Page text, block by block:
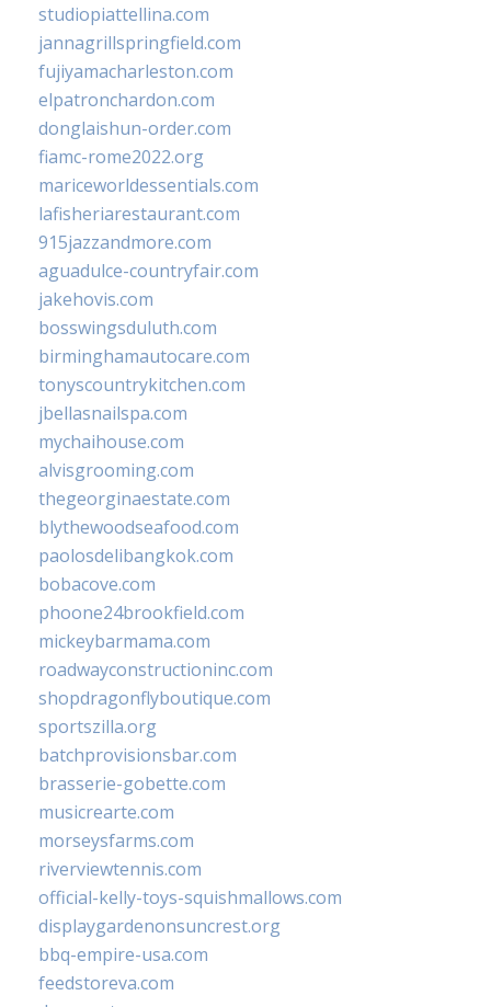
studiopiattellina.com
jannagrillspringfield.com
fujiyamacharleston.com
elpatronchardon.com
donglaishun-order.com
fiamc-rome2022.org
mariceworldessentials.com
lafisheriarestaurant.com
915jazzandmore.com
aguadulce-countryfair.com
jakehovis.com
bosswingsduluth.com
birminghamautocare.com
tonyscountrykitchen.com
jbellasnailspa.com
mychaihouse.com
alvisgrooming.com
thegeorginaestate.com
blythewoodseafood.com
paolosdelibangkok.com
bobacove.com
phoone24brookfield.com
mickeybarmama.com
roadwayconstructioninc.com
shopdragonflyboutique.com
sportszilla.org
batchprovisionsbar.com
brasserie-gobette.com
musicrearte.com
morseysfarms.com
riverviewtennis.com
official-kelly-toys-squishmallows.com
displaygardenonsuncrest.org
bbq-empire-usa.com
feedstoreva.com